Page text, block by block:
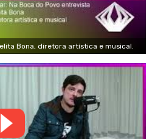
Bona, diretora artística e musical.